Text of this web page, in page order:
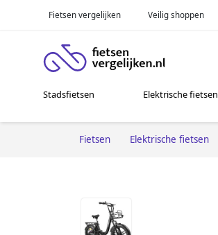
Fietsen vergelijken Veilig shoppen
Stadsfietsen Elektrische fietsen
Fietsen Elektrische fietsen